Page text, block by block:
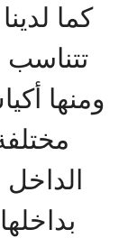
كما
تتناسب
ومنها
الداخل